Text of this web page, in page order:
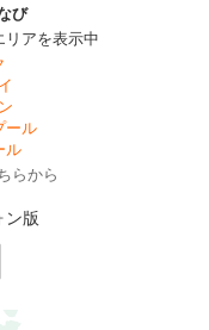
び
リアを表示中
ール
ル
らから
ン版